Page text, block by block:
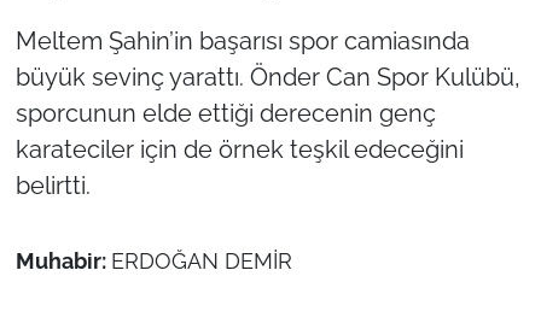
Meltem Şahin’in başarısı spor camiasında
büyük sevinç yarattı. Önder Can Spor Kulübü,
sporcunun elde ettiği derecenin genç
karateciler için de örnek teşkil edeceğini
belirtti.
Muhabir: ERDOĞAN DEMİR
Finans
Gündem-Eğitim